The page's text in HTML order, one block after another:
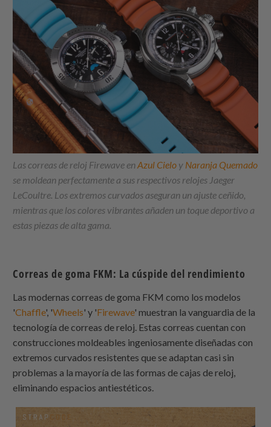
Las correas de reloj Firewave enAzul Cielo y Naranja Quemado
se moldean perfectamente a sus respectivos relojes Jaeger
LeCoultre. Los extremos curvados aseguran un ajuste ceñido,
mientras que los colores vibrantes añaden un toque deportivo a
estas piezas de alta gama.
Correas de goma FKM: La cúspide del rendimiento
Las modernas correas de goma FKM como los modelos
'Chaffle', 'Wheels' y 'Firewave' muestran la vanguardia de la
tecnología de correas de reloj. Estas correas cuentan con
construcciones moldeables ingeniosamente diseñadas con
extremos curvados resistentes que se adaptan casi sin
problemas a la mayoría de las formas de cajas de reloj,
eliminando espacios antiestéticos.